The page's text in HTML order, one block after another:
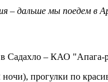
– дальше мы поедем в
Садахло – КАО "Апага-
прогулки по